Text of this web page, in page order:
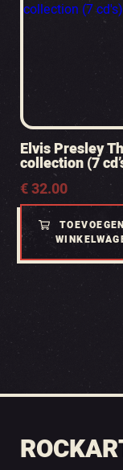
Elvis Presley
collection (7
€32.00